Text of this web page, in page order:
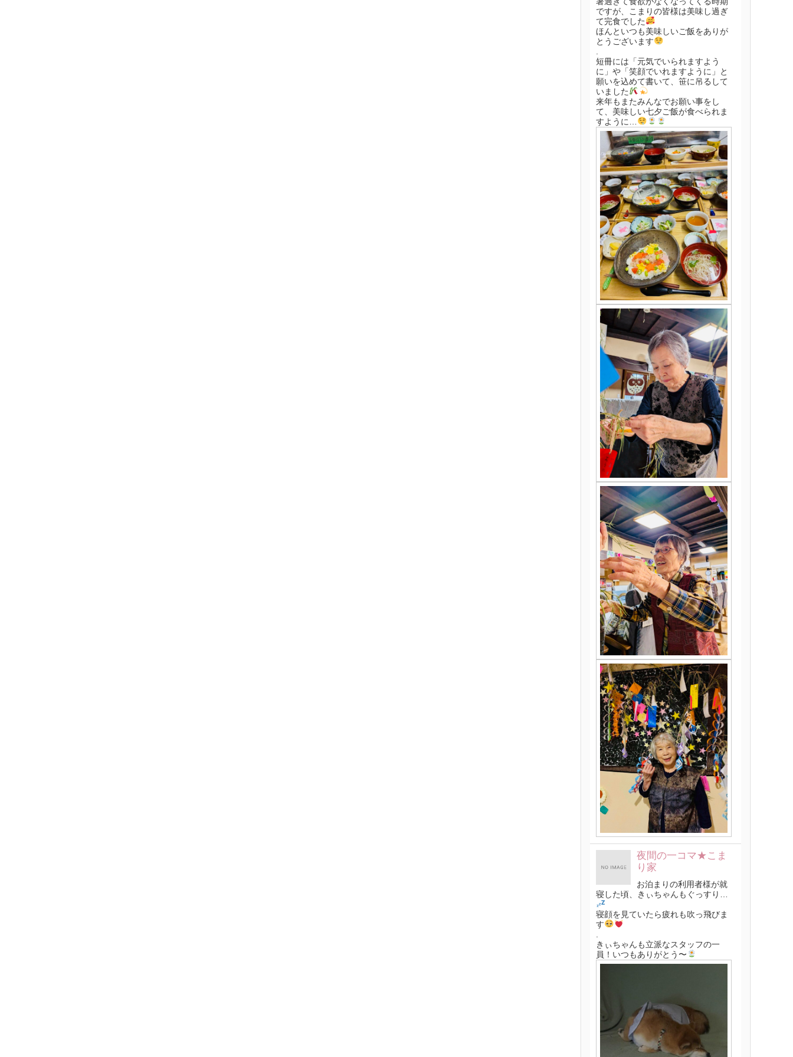
ですが、こまりの皆様は美味し過ぎ
て完食でした
ほんといつも美味しいご飯をありが
とうございます
短冊には「元気でいられますよう
に」や「笑顔でいれますように」と
願いを込めて書いて、笹に吊るして
いました
来年もまたみんなでお願い事をし
て、美味しい七夕ご飯が食べられま
すように…
夜間の一コマ★こま
り家
お泊まりの利用者様が就
寝した頃、きぃちゃんもぐっすり…
寝顔を見ていたら疲れも吹っ飛びま
す
きぃちゃんも立派なスタッフの一
員！いつもありがとう〜